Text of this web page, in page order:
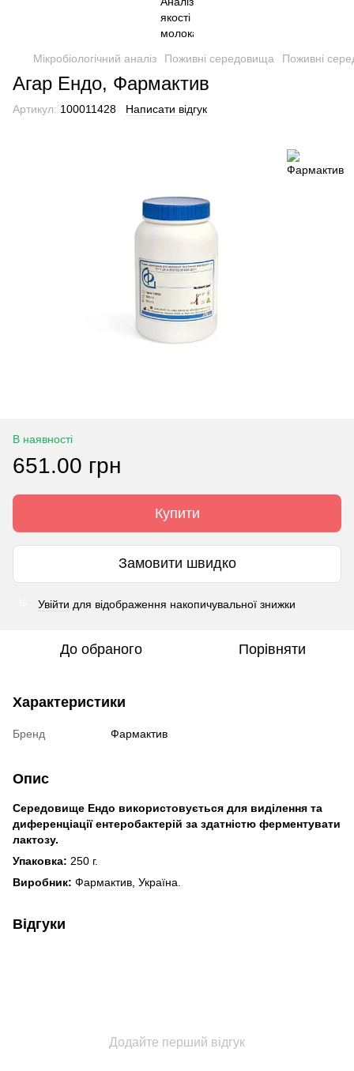
Мікробіологічний аналіз Поживні середовища Поживні
Агар Ендо, Фармактив
Артикул: 100011428 Написати відгук
В наявності
651.00 грн
Купити
Замовити швидко
Увійти для відображення накопичувальної знижки
До обраного Порівняти
Характеристики
Бренд Фармактив
Опис
Середовище Ендо використовується для виділення та
диференціації ентеробактерій за здатністю ферментувати
лактозу.
Упаковка: 250 г.
Виробник: Фармактив, Україна.
Відгуки
Додайте перший відгук